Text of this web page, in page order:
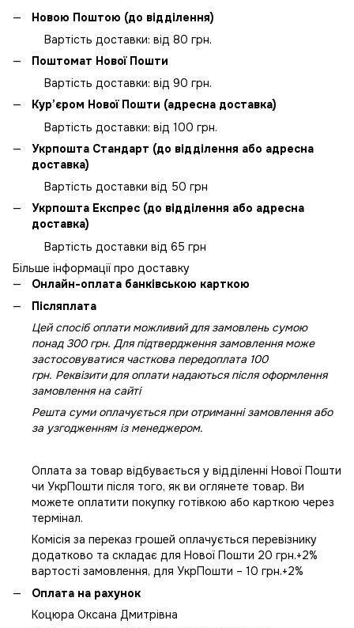
Новою Поштою (до відділення)
Вартість доставки: від 80 грн.
Поштомат Нової Пошти
Вартість доставки: від 90 грн.
Кур’єром Нової Пошти (адресна доставка)
Вартість доставки: від 100 грн.
Укрпошта Стандарт (до відділення або адресна
доставка)
Вартість доставки від 50 грн
Укрпошта Експрес (до відділення або адресна
доставка)
Вартість доставки від 65 грн
Більше інформації про доставку
Онлайн-оплата банківською карткою
Післяплата
Цей спосіб оплати можливий для замовлень сумою
понад 300 грн. Для підтвердження замовлення може
застосовуватися часткова передоплата 100
грн. Реквізити для оплати надаються після оформлення
замовлення на сайті
Решта суми оплачується при отриманні замовлення або
за узгодженням із менеджером.
Оплата за товар відбувається у відділенні Нової Пошти
чи УкрПошти після того, як ви оглянете товар. Ви
можете оплатити покупку готівкою або карткою через
термінал.
Комісія за переказ грошей оплачується перевізнику
додатково та складає для Нової Пошти 20 грн.+2%
вартості замовлення, для УкрПошти – 10 грн.+2%
Оплата на рахунок
Коцюра Оксана Дмитрівна